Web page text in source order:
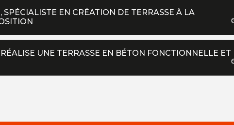
EN CRÉATION DE TERRASSE À LA
UNE TERRASSE EN BÉTON FONCTIONNELLE ET